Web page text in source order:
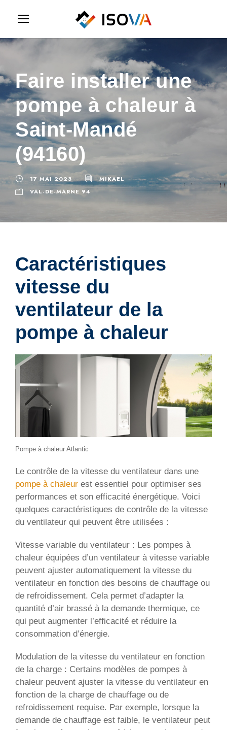
Faire installer une
pompe à chaleur à
Saint-Mandé
(94160)
17 MAI 2023
MIKAEL
VAL-DE-MARNE 94
Caractéristiques
vitesse du
ventilateur de la
pompe à chaleur
Pompe à chaleur Atlantic
Le contrôle de la vitesse du ventilateur dans une
pompe à chaleur est essentiel pour optimiser ses
performances et son efficacité énergétique. Voici
quelques caractéristiques de contrôle de la vitesse
du ventilateur qui peuvent être utilisées :
Vitesse variable du ventilateur : Les pompes à
chaleur équipées d’un ventilateur à vitesse variable
peuvent ajuster automatiquement la vitesse du
ventilateur en fonction des besoins de chauffage ou
de refroidissement. Cela permet d’adapter la
quantité d’air brassé à la demande thermique, ce
qui peut augmenter l’efficacité et réduire la
consommation d’énergie.
Modulation de la vitesse du ventilateur en fonction
de la charge : Certains modèles de pompes à
chaleur peuvent ajuster la vitesse du ventilateur en
fonction de la charge de chauffage ou de
refroidissement requise. Par exemple, lorsque la
demande de chauffage est faible, le ventilateur peut